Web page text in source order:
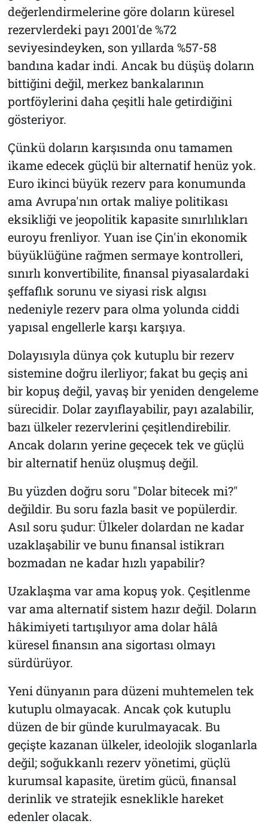
değerlendirmelerine göre doların küresel
rezervlerdeki payı 2001'de %72
seviyesindeyken, son yıllarda %57-58
bandına kadar indi. Ancak bu düşüş doların
bittiğini değil, merkez bankalarının
portföylerini daha çeşitli hale getirdiğini
gösteriyor.
Çünkü doların karşısında onu tamamen
ikame edecek güçlü bir alternatif henüz yok.
Euro ikinci büyük rezerv para konumunda
ama Avrupa'nın ortak maliye politikası
eksikliği ve jeopolitik kapasite sınırlılıkları
euroyu frenliyor. Yuan ise Çin'in ekonomik
büyüklüğüne rağmen sermaye kontrolleri,
sınırlı konvertibilite, finansal piyasalardaki
şeffaflık sorunu ve siyasi risk algısı
nedeniyle rezerv para olma yolunda ciddi
yapısal engellerle karşı karşıya.
Dolayısıyla dünya çok kutuplu bir rezerv
sistemine doğru ilerliyor; fakat bu geçiş ani
bir kopuş değil, yavaş bir yeniden dengeleme
sürecidir. Dolar zayıflayabilir, payı azalabilir,
bazı ülkeler rezervlerini çeşitlendirebilir.
Ancak doların yerine geçecek tek ve güçlü
bir alternatif henüz oluşmuş değil.
Bu yüzden doğru soru "Dolar bitecek mi?"
değildir. Bu soru fazla basit ve popülerdir.
Asıl soru şudur: Ülkeler dolardan ne kadar
uzaklaşabilir ve bunu finansal istikrarı
bozmadan ne kadar hızlı yapabilir?
Uzaklaşma var ama kopuş yok. Çeşitlenme
var ama alternatif sistem hazır değil. Doların
hâkimiyeti tartışılıyor ama dolar hâlâ
küresel finansın ana sigortası olmayı
sürdürüyor.
Yeni dünyanın para düzeni muhtemelen tek
kutuplu olmayacak. Ancak çok kutuplu
düzen de bir günde kurulmayacak. Bu
geçişte kazanan ülkeler, ideolojik sloganlarla
değil; soğukkanlı rezerv yönetimi, güçlü
kurumsal kapasite, üretim gücü, finansal
derinlik ve stratejik esneklikle hareket
edenler olacak.